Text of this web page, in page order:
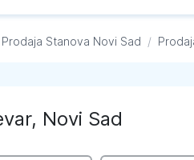
Prodaja Stanova Novi Sad /
, Novi Sad